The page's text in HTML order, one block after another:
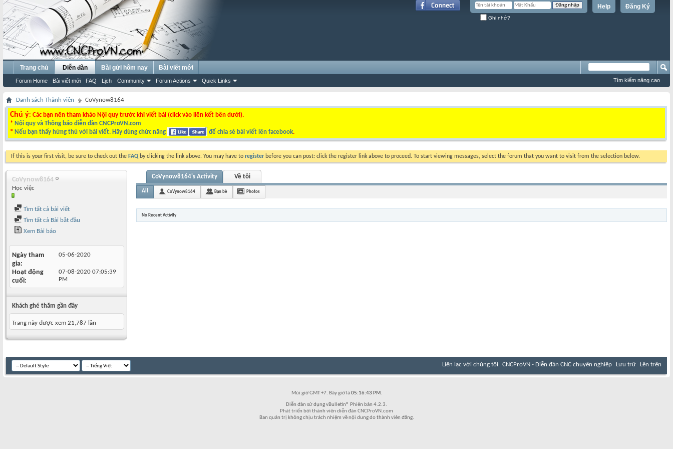
Đăng Ký
Help
Ghi nhớ?
Trang chủ Diễn đàn
Forum Home Bài viết mới FAQ Lịch Community Forum Actions Quick Links
Bài gửi hôm nay Bài viết mới
Tìm kiếm nâng cao
Danh sách Thành viên CoVynow8164
Chú ý: Các bạn nên tham khảo Nội quy trước khi viết bài (click vào liên kết bên dưới).
* Nội quy và Thông báo diễn đàn CNCProVN.com
* Nếu bạn thấy hứng thú với bài viết. Hãy dùng chức năng để chia sẻ bài viết lên facebook.
If this is your first visit, be sure to check out the FAQ by clicking the link above. You may have to register before you can post: click the register link above to proceed. To start viewing messages, select the forum that you want to visit from the selection below.
CoVynow8164
Học việc
Tìm tất cả bài viết
Tìm tất cả Bài bắt đầu
Xem Bài báo
Ngày tham
gia
05-06-2020
Hoạt động
cuối
07-08-2020 07:05:39
PM
Khách ghé thăm gần đây
Trang này được xem 21,787 lần
CoVynow8164's Activity Về tôi
All CoVynow8164 Bạn bè Photos
No Recent Activity
Liên lạc với chúng tôi CNCProVN - Diễn đàn CNC chuyên nghiệp Lưu trữ Lên trên
Múi giờ GMT +7. Bây giờ là05:16:43 PM.
Diễn đàn sử dụng vBulletin® Phiên bản 4.2.3.
Phát triển bởi thành viên diễn đàn CNCProVN.com
Ban quản trị không chịu trách nhiệm về nội dung do thành viên đăng.